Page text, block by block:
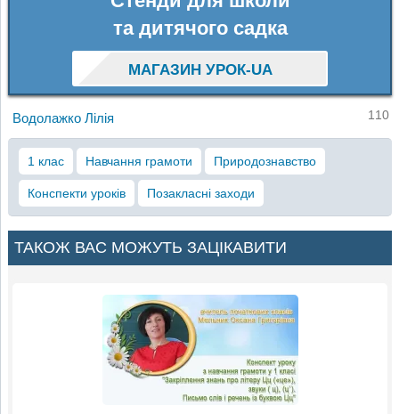
та дитячого садка
МАГАЗИН УРОК-UA
Водолажко Лілія 110
1 клас Навчання грамоти Природознавство
Конспекти уроків Позакласні заходи
ТАКОЖ ВАС МОЖУТЬ ЗАЦІКАВИТИ